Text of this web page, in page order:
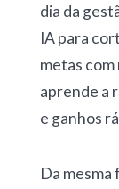
dia da
IA para
metas com
aprende a
e ganhos
Da mesma